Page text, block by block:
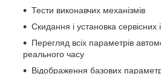
Тести виконавчих механізмів
Скидання і установка сервісних
Перегляд всіх параметрів
реального часу
Відображення базових